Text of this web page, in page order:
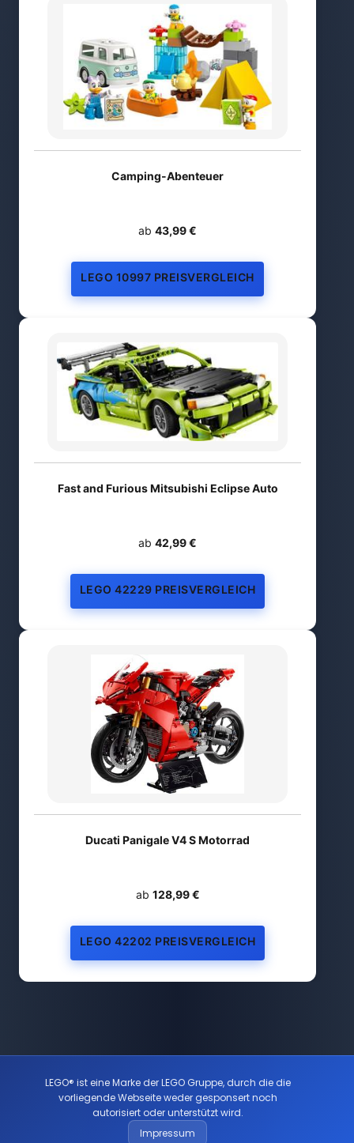
Camping-Abenteuer
ab 43,99 €
LEGO 10997 PREISVERGLEICH
Fast and Furious Mitsubishi Eclipse Auto
ab 42,99 €
LEGO 42229 PREISVERGLEICH
Ducati Panigale V4 S Motorrad
ab 128,99 €
LEGO 42202 PREISVERGLEICH
LEGO® ist eine Marke der LEGO Gruppe, durch die die
vorliegende Webseite weder gesponsert noch
autorisiert oder unterstützt wird.
Impressum